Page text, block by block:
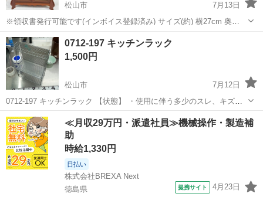
松山市
7月13日
※領収書発行可能です(インボイス登録済み) サイズ(約) 横27cm 奥
17cm 高23cm キズなどございます。 状態など、現物を見てご判断く
ださい。 購入希望の方は、初回のメッセージで最短のお引き取り可能
日時をご連...
愛媛 松山市
0712-197 キッチンラック
1,500円
松山市
7月12日
0712-197 キッチンラック 【状態】 ・使用に伴う多少のスレ、キズ、
落としきれない汚れなどございます ・詳細は現地でご確認ください ・
お値引きは出来かねますのでご了承願います ※中古品のため、状態に
つ...
愛媛 松山市 収納家具 現地
≪月収29万円・派遣社員≫機械操作・製造補
助
時給1,330円
日払い
株式会社BREXA Next
徳島県
提携サイト 4月23日